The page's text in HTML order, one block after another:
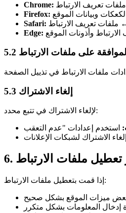
Chrome: تعريف الارتباط
Firefox: وبيانات الموقع
Safari: تعريف الارتباط
Edge: وأذونات الموقع
5.2 الموافقة على ملفات الارتباط
5.3 إلغاء الاشتراك
لإلغاء الاشتراك في تتبع محدد:
الاشتراك لشبكات الإعلانات
تعطيل ملفات الارتباط
إذا قمت بتعطيل ملفات الارتباط:
بعض ميزات الموقع بشكل صحيح
إدخال المعلومات بشكل متكرر